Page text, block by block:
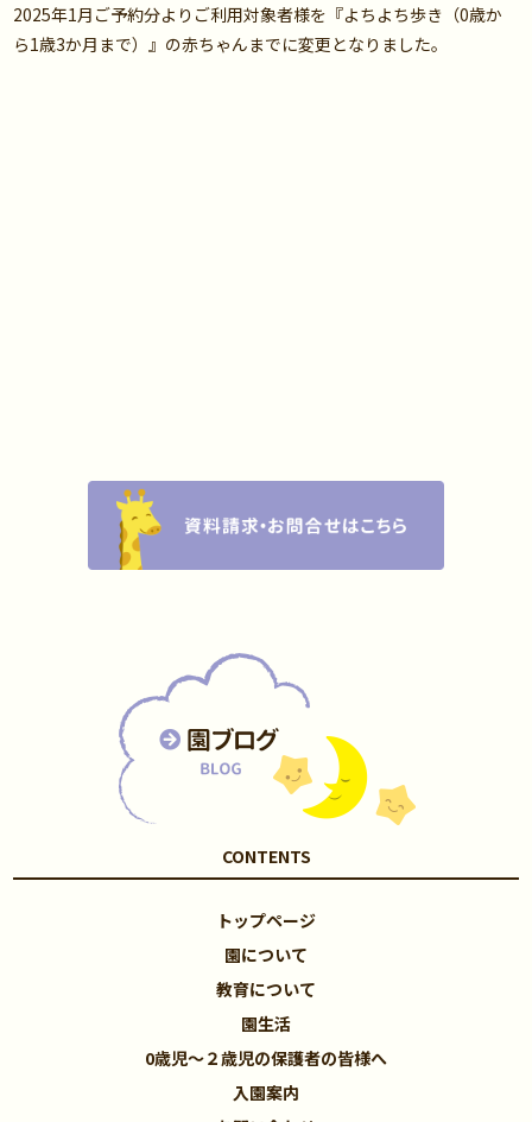
2025年1月ご予約分よりご利用対象者様を『よちよち歩き（0歳か
ら1歳3か月まで）』の赤ちゃんまでに変更となりました。
CONTENTS
トップページ
園について
教育について
園生活
0歳児～２歳児の保護者の皆様へ
入園案内